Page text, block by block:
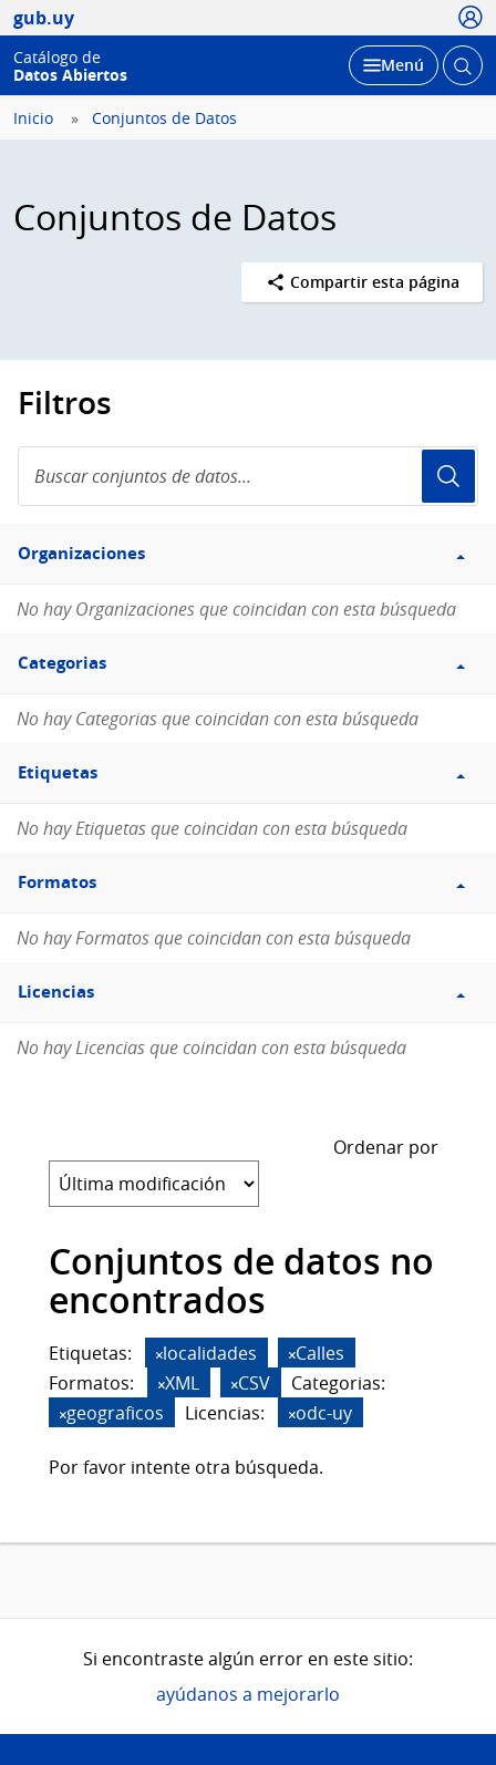
gub.uy
Catálogo de
Datos Abiertos
Desplegar
Menú Abrir
Inicio Conjuntos de Datos
Conjuntos de Datos
Compartir esta página
Filtros
conjuntos
de
Filtro
Organizaciones
Organizaciones
No hay Organizaciones que coincidan con esta búsqueda
Filtro
Categorias
Categorias
No hay Categorias que coincidan con esta búsqueda
Filtro
Etiquetas
Etiquetas
No hay Etiquetas que coincidan con esta búsqueda
Filtro
Formatos
Formatos
No hay Formatos que coincidan con esta búsqueda
Filtro
Licencias
Licencias
No hay Licencias que coincidan con esta búsqueda
Ordenar por
Conjuntos de datos no
encontrados
Etiquetas: localidades
Calles
Formatos:
XML CSV
Categorias:
geograficos
Licencias: odc-uy
Por favor intente otra búsqueda.
Si encontraste algún error en este sitio:
ayúdanos a mejorarlo